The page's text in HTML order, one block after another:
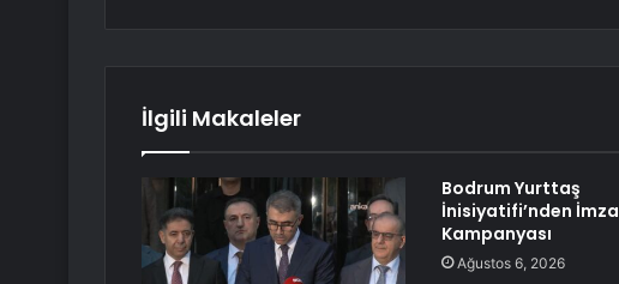
İlgili Makaleler
Bodrum Yurttaş
İnisiyatifi’nden İmza
Kampanyası
Ağustos 6, 2026